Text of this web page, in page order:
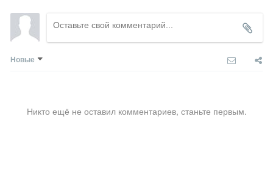
Новые
Никто ещё не оставил комментариев, станьте первым.